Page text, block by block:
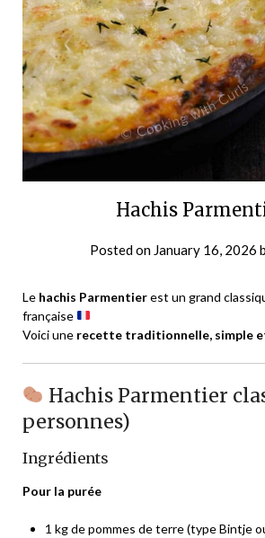
Hachis
Posted on January 16, 2026
Le hachis Parmentierest un grand
française
Voici une recette traditionnelle, simple
Hachis Parmentier
personnes)
Ingrédients
Pour la purée
1 kg de pommes de terre (type Bintje